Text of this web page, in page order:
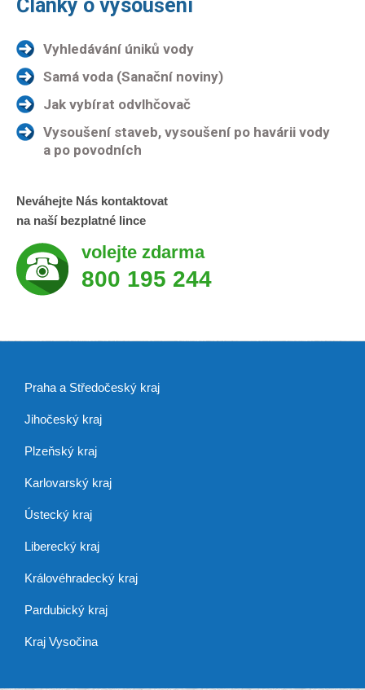
Články o vysoušení
Vyhledávání úniků vody
Samá voda (Sanační noviny)
Jak vybírat odvlhčovač
Vysoušení staveb, vysoušení po havárii vody
a po povodních
Neváhejte Nás kontaktovat
na naší bezplatné lince
volejte zdarma
800 195 244
Praha a Středočeský kraj
Jihočeský kraj
Plzeňský kraj
Karlovarský kraj
Ústecký kraj
Liberecký kraj
Královéhradecký kraj
Pardubický kraj
Kraj Vysočina